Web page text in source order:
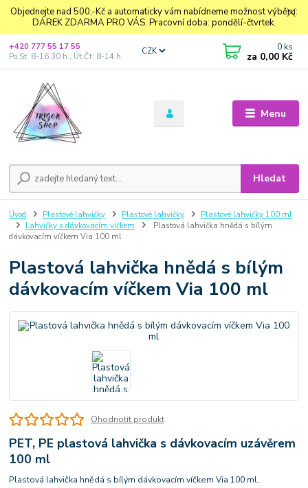
Objednejte nad 500,-Kč a automaticky vám nabídneme možnost výběru:
DÁREK ZDARMA PRO VÁS. Pracovní doba: pondělí-čtvrtek.
Menu
CZK
Hledat
+420 777 55 17 55
Po,St: 8-16.30 h., Út,Čt: 8-14 h.
0 ks
za 0,00 Kč
Úvod Plastové lahvičky Plastové lahvičky
Plastové lahvičky 100 ml
Lahvičky s dávkovacím víčkem
Plastová lahvička hnědá s bílým
dávkovacím víčkem Via 100 ml
Plastová lahvička hnědá s bílým
dávkovacím víčkem Via 100 ml
Ohodnotit produkt
PET, PE plastová lahvička s dávkovacím uzávěrem
100 ml
Plastová lahvička hnědá s bílým dávkovacím víčkem Via 100 ml,